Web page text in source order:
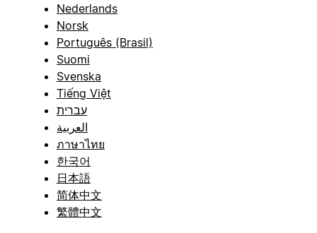
Nederlands
Norsk
Português (Brasil)
Suomi
Svenska
Tiếng Việt
עברית
العربية
ภาษาไทย
한국어
日本語
简体中文
繁體中文